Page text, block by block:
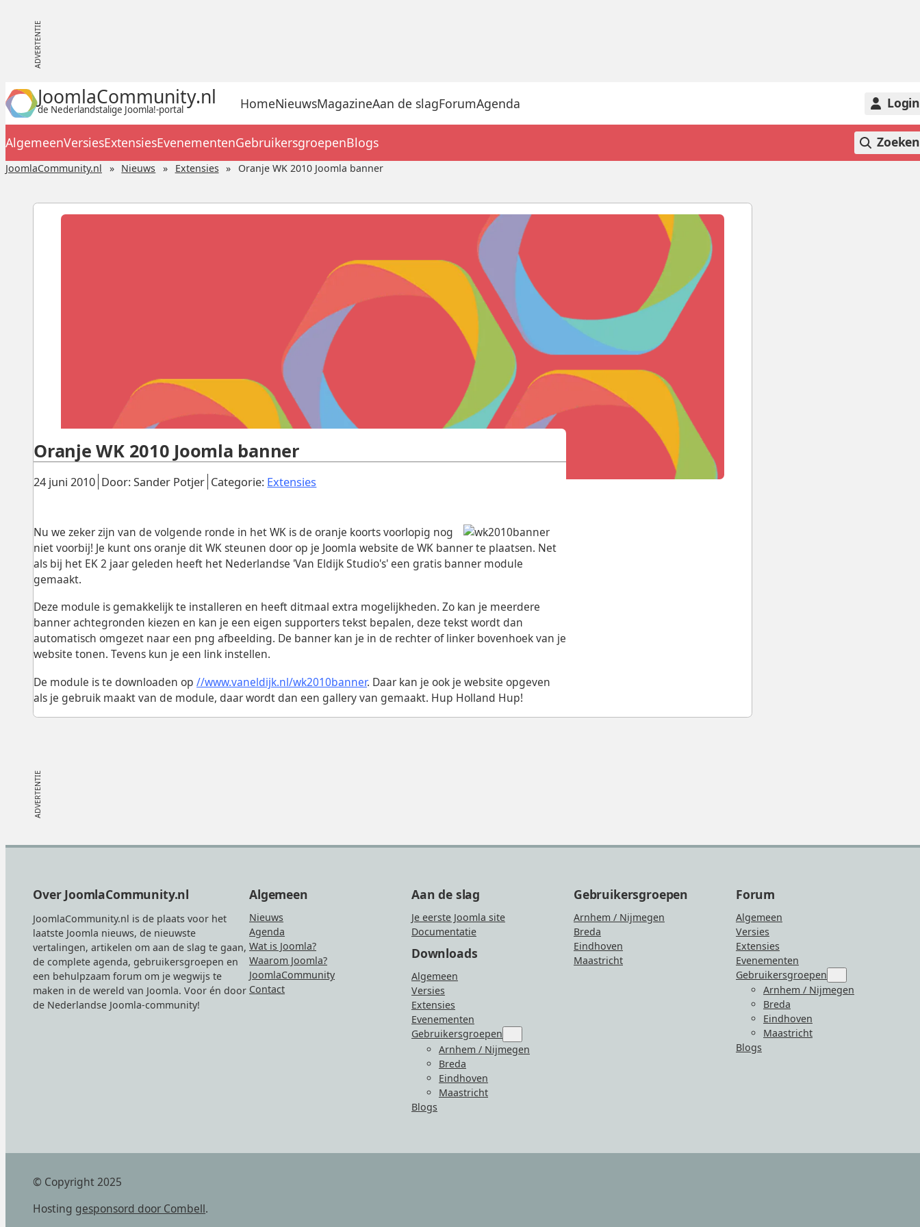
JoomlaCommunity.nl
de Nederlandstalige Joomla!-portal HomeNieuwsMagazineAan de slagForumAgenda Login
AlgemeenVersiesExtensiesEvenementenGebruikersgroepenBlogs Zoeken
JoomlaCommunity.nl Nieuws Extensies Oranje WK 2010 Joomla banner
Gepubliceerd:
24 juni 2010. Door: Sander Potjer. Categorie: Extensies
Oranje WK 2010 Joomla banner
Nu we zeker zijn van de volgende ronde in het WK is de oranje koorts voorlopig nog
niet voorbij! Je kunt ons oranje dit WK steunen door op je Joomla website de WK banner te plaatsen. Net
als bij het EK 2 jaar geleden heeft het Nederlandse 'Van Eldijk Studio's' een gratis banner module
gemaakt.
Deze module is gemakkelijk te installeren en heeft ditmaal extra mogelijkheden. Zo kan je meerdere
banner achtegronden kiezen en kan je een eigen supporters tekst bepalen, deze tekst wordt dan
automatisch omgezet naar een png afbeelding. De banner kan je in de rechter of linker bovenhoek van je
website tonen. Tevens kun je een link instellen.
De module is te downloaden op//www.vaneldijk.nl/wk2010banner. Daar kan je ook je website opgeven
als je gebruik maakt van de module, daar wordt dan een gallery van gemaakt. Hup Holland Hup!
Over JoomlaCommunity.nl
JoomlaCommunity.nl is de plaats voor het
laatste Joomla nieuws, de nieuwste
vertalingen, artikelen om aan de slag te gaan,
de complete agenda, gebruikersgroepen en
een behulpzaam forum om je wegwijs te
maken in de wereld van Joomla. Voor én door
de Nederlandse Joomla-community!
Algemeen
Nieuws
Agenda
Wat is Joomla?
Waarom Joomla?
JoomlaCommunity
Contact
Aan de slag
Je eerste Joomla site
Documentatie
Downloads
Algemeen
Versies
Extensies
Evenementen
Gebruikersgroepen
for
“Gebruikersgroepen”
Arnhem / Nijmegen
Breda
Eindhoven
Maastricht
Blogs
Gebruikersgroepen
Arnhem / Nijmegen
Breda
Eindhoven
Maastricht
Forum
Algemeen
Versies
Extensies
Evenementen
Gebruikersgroepen
for
Arnhem / Nijmegen
Breda
Eindhoven
Maastricht
Blogs
© Copyright 2025
Hosting gesponsord door Combell.